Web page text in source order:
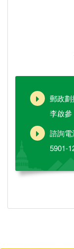
郵政
李啟參
諮詢電
5901-